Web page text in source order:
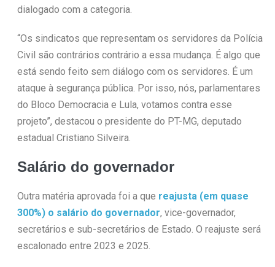
dialogado com a categoria.
“Os sindicatos que representam os servidores da Polícia
Civil são contrários contrário a essa mudança. É algo que
está sendo feito sem diálogo com os servidores. É um
ataque à segurança pública. Por isso, nós, parlamentares
do Bloco Democracia e Lula, votamos contra esse
projeto”, destacou o presidente do PT-MG, deputado
estadual Cristiano Silveira.
Salário do governador
Outra matéria aprovada foi a que reajusta (em quase
300%) o salário do governador, vice-governador,
secretários e sub-secretários de Estado. O reajuste será
escalonado entre 2023 e 2025.